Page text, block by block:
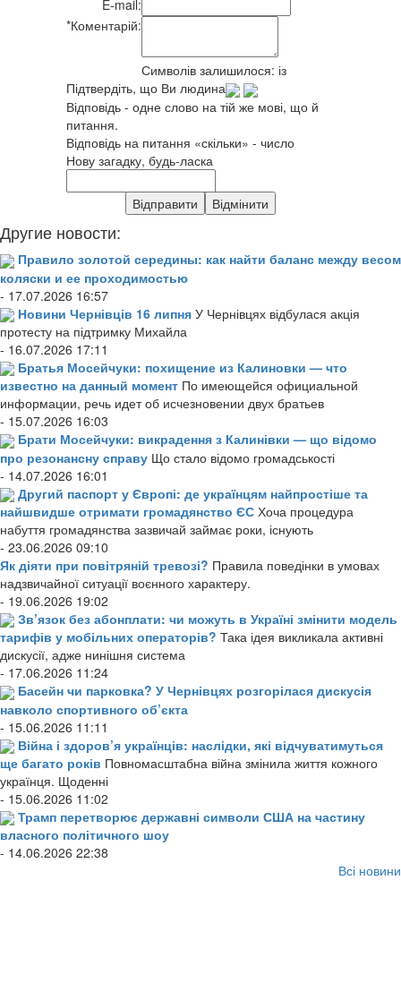
E-mail:
*Коментарій:
Символів залишилося: із
Підтвердіть, що Ви людина
Відповідь - одне слово на тій же мові, що й
питання.
Відповідь на питання «скільки» - число
Нову загадку, будь-ласка
Другие новости:
Правило золотой середины: как найти баланс между весом
коляски и ее проходимостью
- 17.07.2026 16:57
Новини Чернівців 16 липня У Чернівцях відбулася акція
протесту на підтримку Михайла
- 16.07.2026 17:11
Братья Мосейчуки: похищение из Калиновки — что
известно на данный момент По имеющейся официальной
информации, речь идет об исчезновении двух братьев
- 15.07.2026 16:03
Брати Мосейчуки: викрадення з Калинівки — що відомо
про резонансну справу Що стало відомо громадськості
- 14.07.2026 16:01
Другий паспорт у Європі: де українцям найпростіше та
найшвидше отримати громадянство ЄС Хоча процедура
набуття громадянства зазвичай займає роки, існують
- 23.06.2026 09:10
Як діяти при повітряній тревозі? Правила поведінки в умовах
надзвичайної ситуації воєнного характеру.
- 19.06.2026 19:02
Зв’язок без абонплати: чи можуть в Україні змінити модель
тарифів у мобільних операторів? Така ідея викликала активні
дискусії, адже нинішня система
- 17.06.2026 11:24
Басейн чи парковка? У Чернівцях розгорілася дискусія
навколо спортивного об’єкта
- 15.06.2026 11:11
Війна і здоров’я українців: наслідки, які відчуватимуться
ще багато років Повномасштабна війна змінила життя кожного
українця. Щоденні
- 15.06.2026 11:02
Трамп перетворює державні символи США на частину
власного політичного шоу
- 14.06.2026 22:38
Всі новини